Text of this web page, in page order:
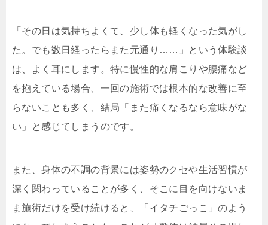
「その日は気持ちよくて、少し体も軽くなった気がし
た。でも数日経ったらまた元通り……」という体験談
は、よく耳にします。特に慢性的な肩こりや腰痛など
を抱えている場合、一回の施術では根本的な改善に至
らないことも多く、結局「また痛くなるなら意味がな
い」と感じてしまうのです。
また、身体の不調の背景には姿勢のクセや生活習慣が
深く関わっていることが多く、そこに目を向けないま
ま施術だけを受け続けると、「イタチごっこ」のよう